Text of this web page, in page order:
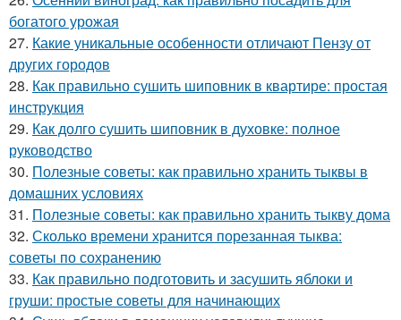
богатого урожая
27. Какие уникальные особенности отличают Пензу от
других городов
28. Как правильно сушить шиповник в квартире: простая
инструкция
29. Как долго сушить шиповник в духовке: полное
руководство
30. Полезные советы: как правильно хранить тыквы в
домашних условиях
31. Полезные советы: как правильно хранить тыкву дома
32. Сколько времени хранится порезанная тыква:
советы по сохранению
33. Как правильно подготовить и засушить яблоки и
груши: простые советы для начинающих